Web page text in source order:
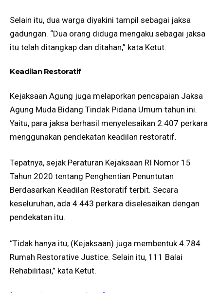
Selain itu, dua warga diyakini tampil sebagai jaksa
gadungan. “Dua orang diduga mengaku sebagai jaksa
itu telah ditangkap dan ditahan,” kata Ketut.
Keadilan Restoratif
Kejaksaan Agung juga melaporkan pencapaian Jaksa
Agung Muda Bidang Tindak Pidana Umum tahun ini.
Yaitu, para jaksa berhasil menyelesaikan 2.407 perkara
menggunakan pendekatan keadilan restoratif.
Tepatnya, sejak Peraturan Kejaksaan RI Nomor 15
Tahun 2020 tentang Penghentian Penuntutan
Berdasarkan Keadilan Restoratif terbit. Secara
keseluruhan, ada 4.443 perkara diselesaikan dengan
pendekatan itu.
“Tidak hanya itu, (Kejaksaan) juga membentuk 4.784
Rumah Restorative Justice. Selain itu, 111 Balai
Rehabilitasi,” kata Ketut.